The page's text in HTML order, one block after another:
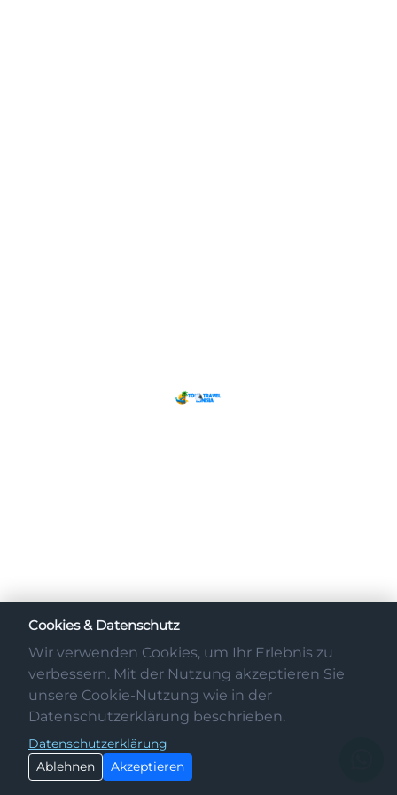
Cookies & Datenschutz
Wir verwenden Cookies, um Ihr Erlebnis zu
verbessern. Mit der Nutzung akzeptieren Sie
unsere Cookie-Nutzung wie in der
Datenschutzerklärung beschrieben.
Datenschutzerklärung
Ablehnen
Akzeptieren